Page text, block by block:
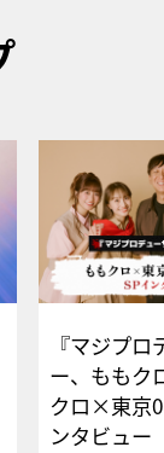
『マジプロ
ー、ももク
クロ×東京
ンタビュー